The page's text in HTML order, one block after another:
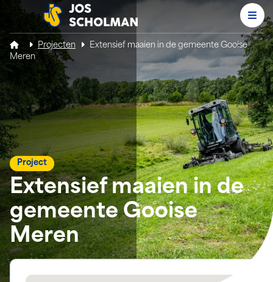
Jos Scholman
Projecten
Extensief maaien in de gemeente Gooise
Meren
Extensief maaien in de
gemeente Gooise
Meren
Project